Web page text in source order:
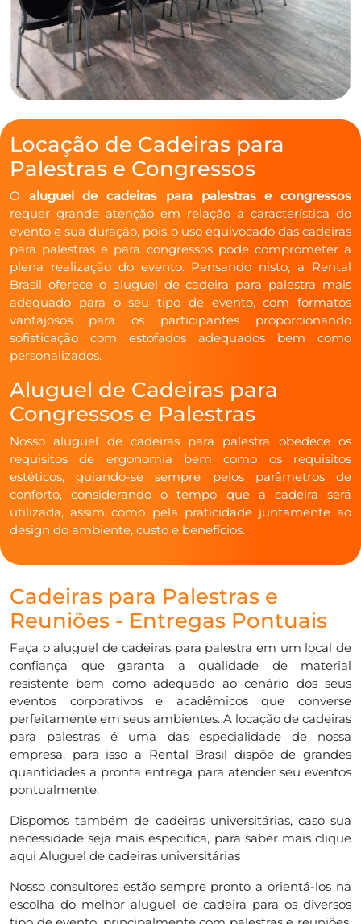
Locação de Cadeiras para
Palestras e Congressos
O aluguel de cadeiras para palestras e congressos
requer grande atenção em relação a característica do
evento e sua duração, pois o uso equivocado das cadeiras
para palestras e para congressos pode comprometer a
plena realização do evento. Pensando nisto, a Rental
Brasil oferece o aluguel de cadeira para palestra mais
adequado para o seu tipo de evento, com formatos
vantajosos para os participantes proporcionando
sofisticação com estofados adequados bem como
personalizados.
Aluguel de Cadeiras para
Congressos e Palestras
Nosso aluguel de cadeiras para palestra obedece os
requisitos de ergonomia bem como os requisitos
estéticos, guiando-se sempre pelos parâmetros de
conforto, considerando o tempo que a cadeira será
utilizada, assim como pela praticidade juntamente ao
design do ambiente, custo e benefícios.
Cadeiras para Palestras e
Reuniões - Entregas Pontuais
Faça o aluguel de cadeiras para palestra em um local de
confiança que garanta a qualidade de material
resistente bem como adequado ao cenário dos seus
eventos corporativos e acadêmicos que converse
perfeitamente em seus ambientes. A locação de cadeiras
para palestras é uma das especialidade de nossa
empresa, para isso a Rental Brasil dispõe de grandes
quantidades a pronta entrega para atender seu eventos
pontualmente.
Dispomos também de cadeiras universitárias, caso sua
necessidade seja mais especifica, para saber mais clique
aqui Aluguel de cadeiras universitárias
Nosso consultores estão sempre pronto a orientá-los na
escolha do melhor aluguel de cadeira para os diversos